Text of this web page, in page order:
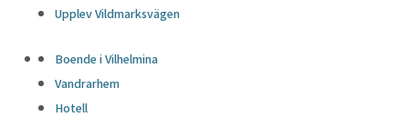
Upplev Vildmarksvägen
Boende i Vilhelmina
Vandrarhem
Hotell